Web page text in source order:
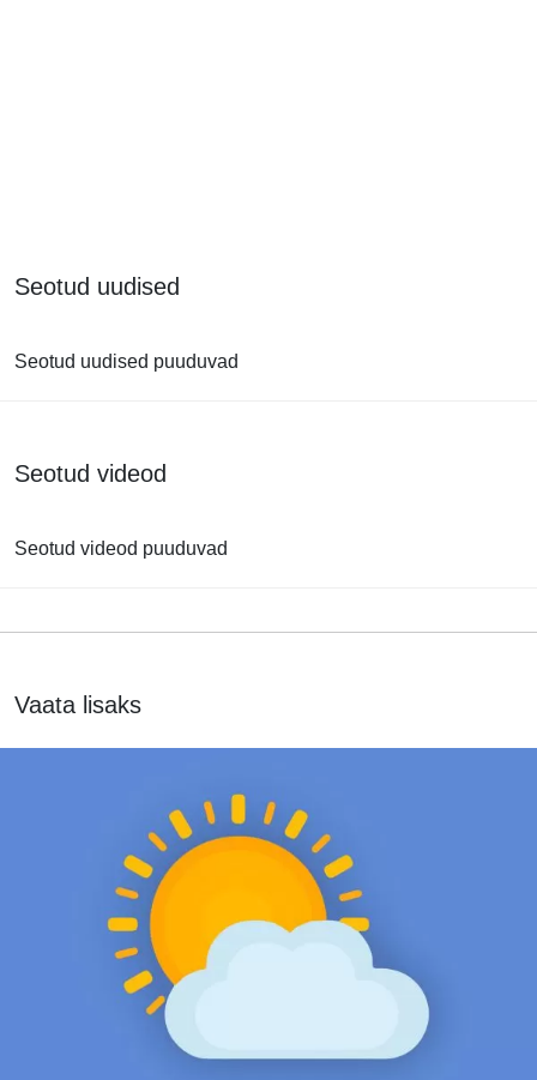
Seotud uudised
Seotud uudised puuduvad
Seotud videod
Seotud videod puuduvad
Vaata lisaks